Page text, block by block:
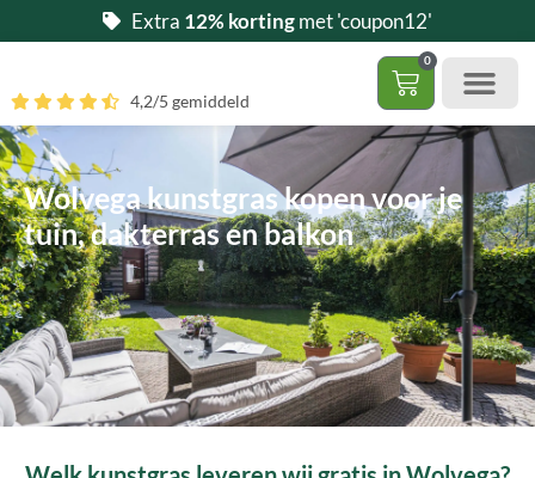
naar
inhoud
Extra 12% kortingmet 'coupon12'
0
4,2/5 gemiddeld
Wolvega kunstgras kopen voor je
tuin, dakterras en balkon